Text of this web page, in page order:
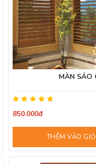
MÀN SÁO
850.000đ
THÊM VÀO